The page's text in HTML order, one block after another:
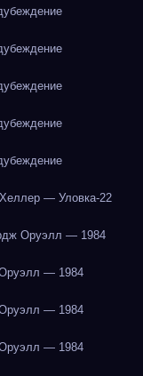
— Уловка-22
Оруэлл — 1984
— 1984
— 1984
— 1984